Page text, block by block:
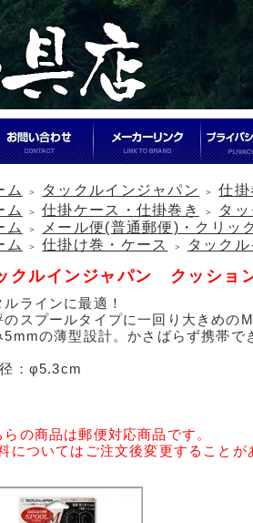
ム ＞ タックルインジャパン ＞
仕掛
ム
＞ 仕掛ケース・仕掛巻き ＞
タ
ム
＞
メール便(普通郵便)・クリッ
ム
＞ 仕掛け巻・ケース ＞ タック
クルインジャパン クッショ
ルラインに最適！
のスプールタイプに一回り大きめの
5mmの薄型設計。かさばらず携帯で
：φ5.3cm
らの商品は郵便対応商品です。
についてはご注文後変更することが